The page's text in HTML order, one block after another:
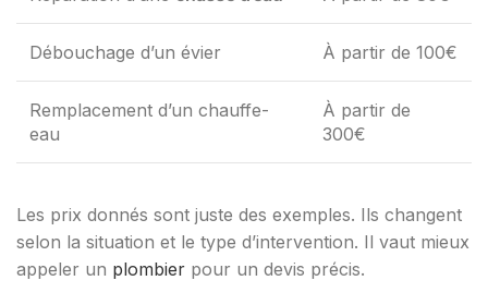
Débouchage d’un évier À partir de 100€
Remplacement d’un chauffe-
eau
À partir de
300€
Les prix donnés sont juste des exemples. Ils changent
selon la situation et le type d’intervention. Il vaut mieux
appeler un plombier pour un devis précis.